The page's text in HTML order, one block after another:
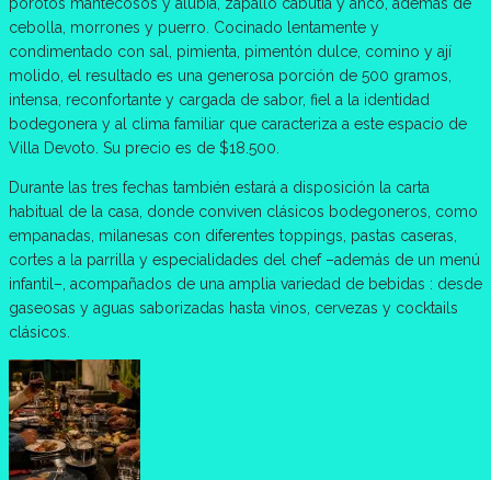
cebolla, morrones y puerro. Cocinado lentamente y
condimentado con sal, pimienta, pimentón dulce, comino y ají
molido, el resultado es una generosa porción de 500 gramos,
intensa, reconfortante y cargada de sabor, fiel a la identidad
bodegonera y al clima familiar que caracteriza a este espacio de
Villa Devoto. Su precio es de $18.500.
Durante las tres fechas también estará a disposición la carta
habitual de la casa, donde conviven clásicos bodegoneros, como
empanadas, milanesas con diferentes toppings, pastas caseras,
cortes a la parrilla y especialidades del chef –además de un menú
infantil–, acompañados de una amplia variedad de bebidas : desde
gaseosas y aguas saborizadas hasta vinos, cervezas y cocktails
clásicos.